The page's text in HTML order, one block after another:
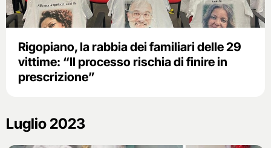
Rigopiano, la rabbia dei familiari delle 29
vittime: “Il processo rischia di finire in
prescrizione”
Luglio 2023